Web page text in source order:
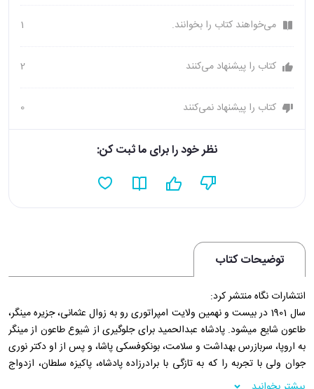
می‌خواهند کتاب را بخوانند. 1
کتاب را پیشنهاد می‌کنند 2
کتاب را پیشنهاد نمی‌کنند 0
نظر خود را برای ما ثبت کن:
توضیحات کتاب
انتشارات نگاه منتشر کرد:
سال 1901 در بیست و نهمین ولایت امپراتوری رو به زوال عثمانی، جزیره مینگر،
طاعون شایع میشود. پادشاه عبدالحمید برای جلوگیری از شیوع طاعون از مینگر
به اروپا، سربازرس بهداشت و سلامت، بونکوفسکی پاشا، و پس از او دکتر نوری
جوان ولی با تجربه را که به تازگی با برادرزاده پادشاه، پاکیزه سلطان، ازدواج
کرده، به جزیره می فرستد. پاکیزه سلطان دختر پادشاه قبلی، مراد پنجم، است و